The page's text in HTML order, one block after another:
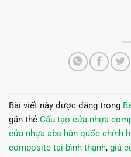
Bài viết này được đăng trong
gắn thẻ Cấu tạo cửa nhựa
cửa nhựa abs hàn quốc chính
composite tại bình thạnh, giá